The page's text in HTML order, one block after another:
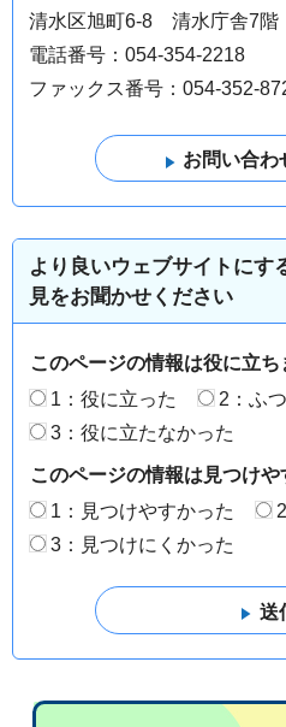
清水区旭町6-8 清水庁舎7階
電話番号：054-354-2218
ファックス番号：054-352-
より良いウェブサイトにす
見をお聞かせください
このページの情報は役に立ち
1：役に立った
2：ふ
3：役に立たなかった
このページの情報は見つけや
1：見つけやすかった
3：見つけにくかった